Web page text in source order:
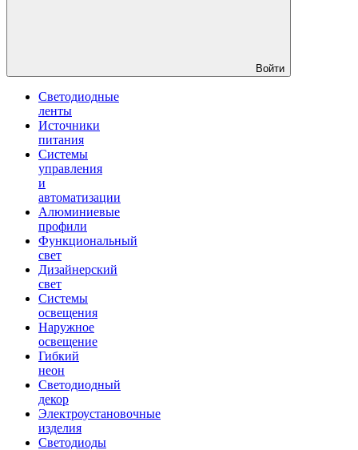
Войти
Светодиодные
ленты
Источники
питания
Системы
управления
и
автоматизации
Алюминиевые
профили
Функциональный
свет
Дизайнерский
свет
Системы
освещения
Наружное
освещение
Гибкий
неон
Светодиодный
декор
Электроустановочные
изделия
Светодиоды